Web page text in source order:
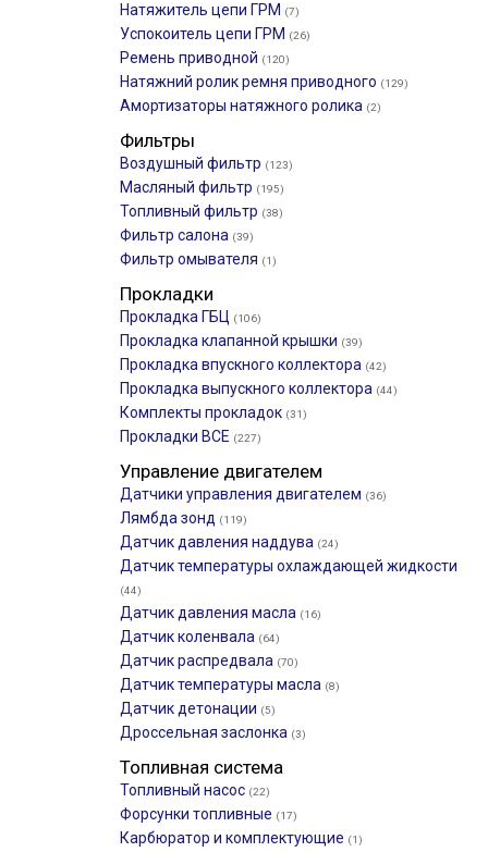
Натяжитель цепи ГРМ (7)
Успокоитель цепи ГРМ (26)
Ремень приводной (120)
Натяжний ролик ремня приводного (129)
Амортизаторы натяжного ролика (2)
Фильтры
Воздушный фильтр (123)
Масляный фильтр (195)
Топливный фильтр (38)
Фильтр салона (39)
Фильтр омывателя (1)
Прокладки
Прокладка ГБЦ (106)
Прокладка клапанной крышки (39)
Прокладка впускного коллектора (42)
Прокладка выпускного коллектора (44)
Комплекты прокладок (31)
Прокладки ВСЕ (227)
Управление двигателем
Датчики управления двигателем (36)
Лямбда зонд (119)
Датчик давления наддува (24)
Датчик температуры охлаждающей жидкости
(44)
Датчик давления масла (16)
Датчик коленвала (64)
Датчик распредвала (70)
Датчик температуры масла (8)
Датчик детонации (5)
Дроссельная заслонка (3)
Топливная система
Топливный насос (22)
Форсунки топливные (17)
Карбюратор и комплектующие (1)